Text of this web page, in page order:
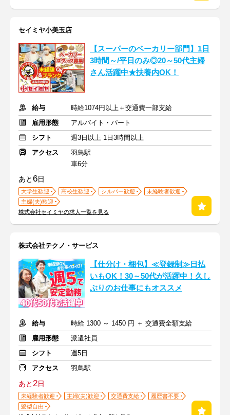
セイミヤ小美玉店
【スーパーのベーカリー部門】1日
3時間～/平日のみ◎20～50代主婦
さん活躍中★扶養内OK！
給与
時給1074円以上＋交通費一部支給
雇用形態
アルバイト・パート
シフト
週3日以上 1日3時間以上
アクセス
羽鳥駅
車6分
あと6日
大学生歓迎 高校生歓迎 シルバー歓迎
未経験者歓迎
主婦(夫)歓迎
株式会社セイミヤの求人一覧を見る
株式会社テクノ・サービス
【仕分け・梱包】≪登録制≫日払
いもOK！30～50代が活躍中！久し
ぶりのお仕事にもオススメ
給与
時給 1300 ～ 1450 円 ＋ 交通費全額支給
雇用形態
派遣社員
シフト
週5日
アクセス
羽鳥駅
あと2日
未経験者歓迎 主婦(夫)歓迎 交通費支給
履歴書不要
髪型自由